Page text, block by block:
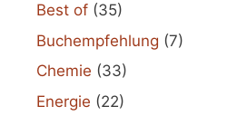
Best of (35)
Buchempfehlung (7)
Chemie (33)
Energie (22)